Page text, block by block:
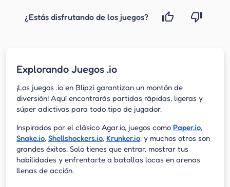
¿Estás disfrutando de los juegos?
Explorando Juegos .io
¡Los juegos .io en Blipzi garantizan un montón de
diversión! Aquí encontrarás partidas rápidas, ligeras y
súper adictivas para todo tipo de jugador.
Inspirados por el clásico Agar.io, juegos como Paper.io,
Snake.io, Shellshockers.io, Krunker.io, y muchos otros son
grandes éxitos. Solo tienes que entrar, mostrar tus
habilidades y enfrentarte a batallas locas en arenas
llenas de acción.